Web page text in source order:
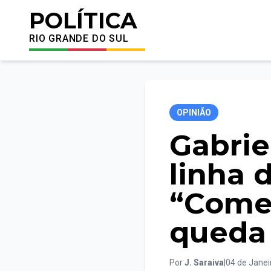
POLÍTICA
RIO GRANDE DO SUL
OPINIÃO
linha
PorJ. Saraiva 04 de